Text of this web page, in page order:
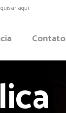
Contato